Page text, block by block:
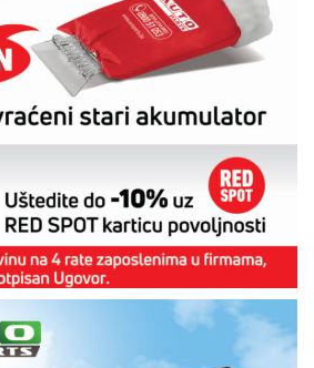
AKCIJA!
snaga za vaš siguran start!